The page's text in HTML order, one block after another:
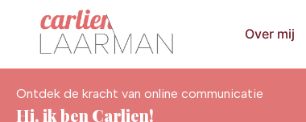
Over mij
Ontdek de kracht van online communicatie
Hi, ik ben Carlien!